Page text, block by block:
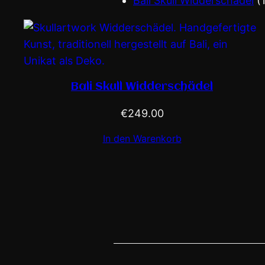
Bali Skull Widderschädel
€249.00
In den Warenkorb